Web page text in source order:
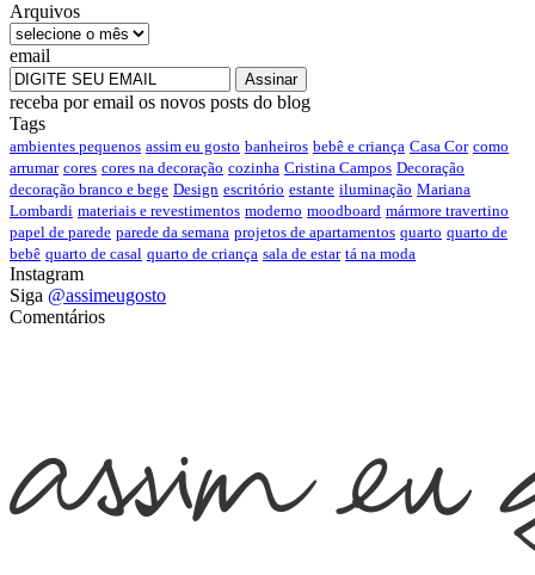
Arquivos
email
receba por email os novos posts do blog
Tags
ambientes pequenos assim eu gosto banheiros bebê e criança Casa Cor como
arrumar cores cores na decoração cozinha Cristina Campos Decoração
decoração branco e bege Design escritório estante iluminação Mariana
Lombardi materiais e revestimentos moderno moodboard mármore travertino
papel de parede parede da semana projetos de apartamentos quarto quarto de
bebê quarto de casal quarto de criança sala de estar tá na moda
Instagram
Siga @assimeugosto
Comentários